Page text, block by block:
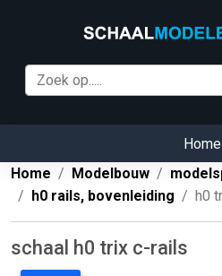
Home
Home
Modelbouw
h0 rails, bovenleiding
h0
schaal h0 trix c-rails